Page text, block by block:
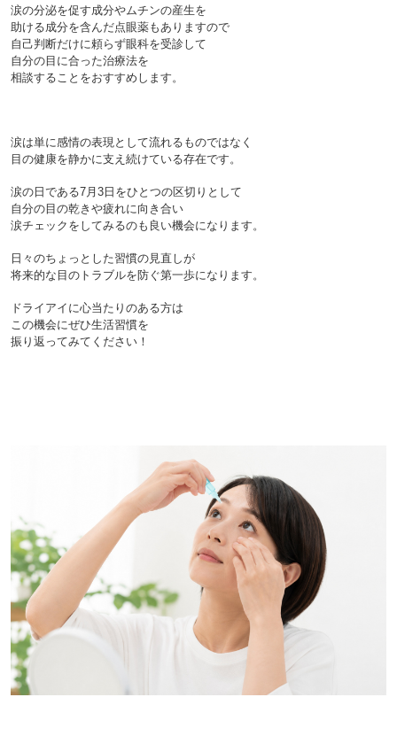
涙の分泌を促す成分やムチンの産生を
助ける成分を含んだ点眼薬もありますので
自己判断だけに頼らず眼科を受診して
自分の目に合った治療法を
涙は単に感情の表現として流れるものではなく
目の健康を静かに支え続けている存在です。
涙の日である7月3日をひとつの区切りとして
自分の目の乾きや疲れに向き合い
涙チェックをしてみるのも良い機会になります。
日々のちょっとした習慣の見直しが
将来的な目のトラブルを防ぐ第一歩になります。
ドライアイに心当たりのある方は
この機会にぜひ生活習慣を
振り返ってみてください！